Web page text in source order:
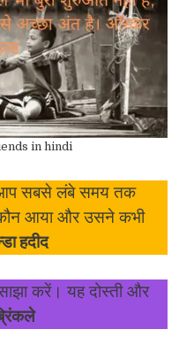
in hindi
आप सबसे लंबे समय तक
आया और उसने कभी
हदीद
करें। यह दोस्ती और